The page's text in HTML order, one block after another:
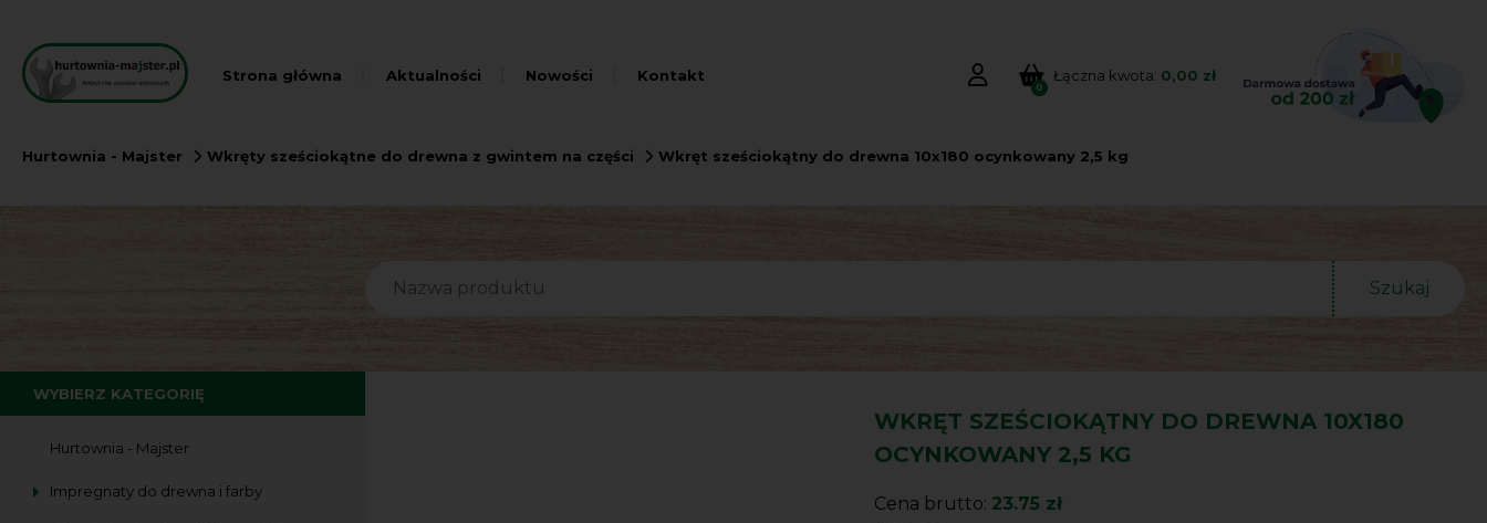
Strona główna Aktualności Nowości Kontakt
0
Łączna kwota: 0,00 zł
Hurtownia - Majster Wkręty sześciokątne do drewna z gwintem na części Wkręt sześciokątny do drewna 10x180 ocynkowany 2,5 kg
WYBIERZ KATEGORIĘ
Hurtownia - Majster
Impregnaty do drewna i farby
Szukaj
WKRĘT SZEŚCIOKĄTNY DO DREWNA 10X180
OCYNKOWANY 2,5 KG
Cena brutto: 23.75 zł